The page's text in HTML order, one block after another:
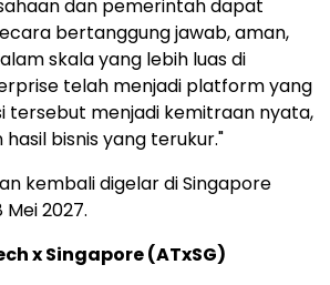
dan pemerintah dapat
bertanggung jawab, aman,
skala yang lebih luas di
telah menjadi platform yang
tersebut menjadi kemitraan nyata,
bisnis yang terukur."
kembali digelar di Singapore
2027.
x Singapore (ATxSG)